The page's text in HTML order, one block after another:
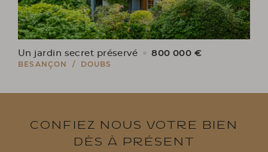
Un jardin secret préservé 800 000 €
BESANÇON / DOUBS
Confiez nous votre bien
dès à présent